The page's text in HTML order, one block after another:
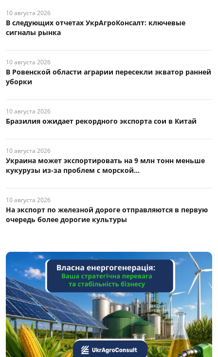
10 августа 2026
В следующих отчетах УкрАгроКонсалт: ключевые
сигналы рынка
10 августа 2026
В Ровенской области аграрии пересекли экватор ранней
уборки
10 августа 2026
Бразилия ожидает рекордного экспорта сои в Китай
10 августа 2026
Украина может экспортировать на 9 млн тонн меньше
кукурузы из-за проблем с морской...
10 августа 2026
На экспорт по железной дороге отправляются в первую
очередь более дорогие культуры